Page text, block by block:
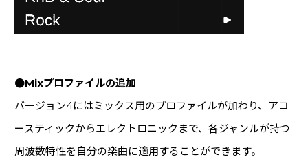
●Mixプロファイルの追加
バージョン4にはミックス用のプロファイルが加わり、アコ
ースティックからエレクトロニックまで、各ジャンルが持つ
周波数特性を自分の楽曲に適用することができます。